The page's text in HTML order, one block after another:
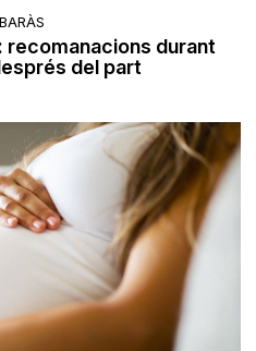
recomanacions durant
del part